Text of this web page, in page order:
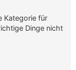
Kategorie für
Dinge nicht